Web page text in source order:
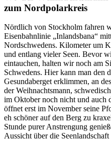
zum Nordpolarkreis
Nördlich von Stockholm fahren
Eisenbahnlinie „Inlandsbana“
Nordschwedens. Kilometer um
und entlang vieler Seen. Bevor
eintauchen, halten wir noch am
Schwedens. Hier kann man den
Gesundaberget erklimmen, an
der Weihnachtsmann,
im Oktober noch nicht und auch
öffnet erst im November seine
eh schöner auf den Berg zu
Stunde purer Anstrengung
Aussicht über die